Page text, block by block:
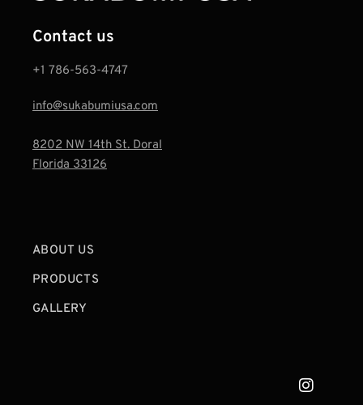
Contact us
+1 786-563-4747‬
info@sukabumiusa.com
8202 NW 14th St. Doral
Florida 33126
ABOUT US
PRODUCTS
GALLERY